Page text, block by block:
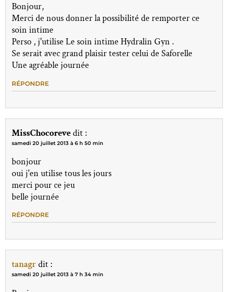
Bonjour,
Merci de nous donner la possibilité de remporter ce
soin intime
Perso , j'utilise Le soin intime Hydralin Gyn .
Se serait avec grand plaisir tester celui de Saforelle
Une agréable journée
RÉPONDRE
MissChocorevedit :
samedi 20 juillet 2013 à 6 h 50 min
bonjour
oui j'en utilise tous les jours
merci pour ce jeu
belle journée
RÉPONDRE
tanagr dit :
samedi 20 juillet 2013 à 7 h 34 min